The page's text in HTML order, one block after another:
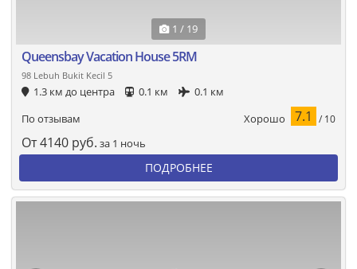
1 / 19
Queensbay Vacation House 5RM
98 Lebuh Bukit Kecil 5
1.3 км до центра 0.1 км
0.1 км
По отзывам
Хорошо 7.1 / 10
От4140 руб. за 1 ночь
ПОДРОБНЕЕ